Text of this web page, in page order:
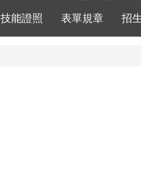
技能證照 表單規章 招